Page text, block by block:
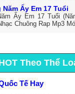
Ấy Em 17 Tuổi
Ấy Em 17 Tuổi
Chuông Rap Mp3
Theo Thể
Tế Hay